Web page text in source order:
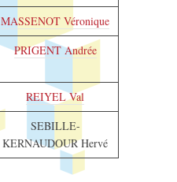
MASSENOT Véronique
PRIGENT Andrée
REIYEL Val
SEBILLE-
KERNAUDOUR Hervé